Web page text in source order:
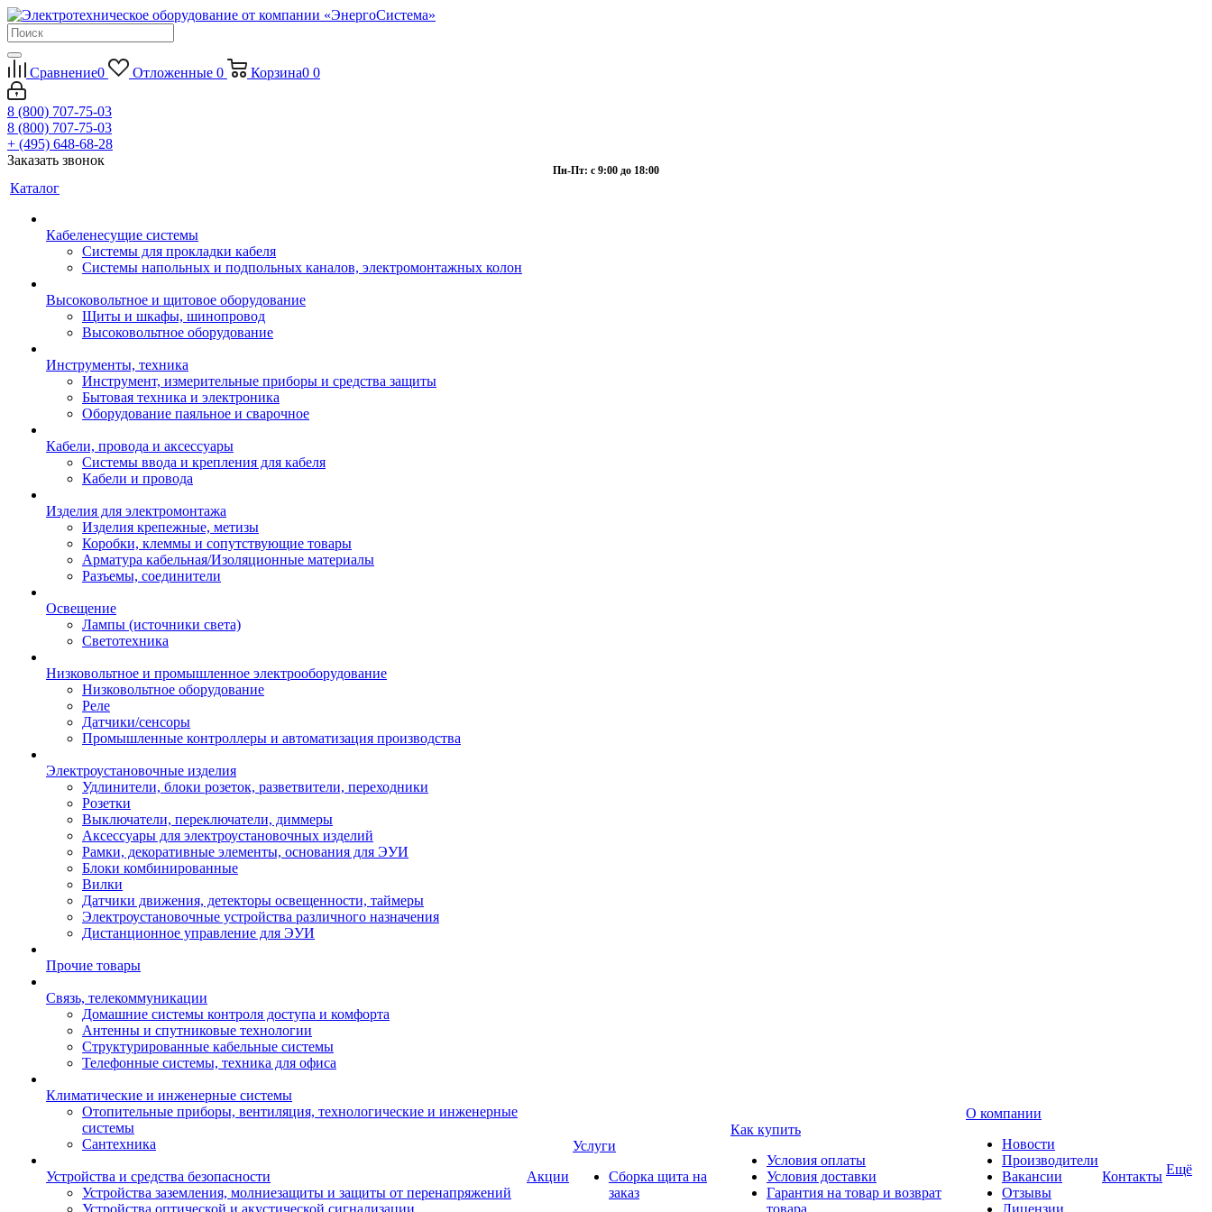
Сравнение0 Отложенные 0 Корзина0 0
8 (800) 707-75-03
8 (800) 707-75-03
+ (495) 648-68-28
Заказать звонок
Пн-Пт: с 9:00 до 18:00
Каталог
Кабеленесущие системы
Системы для прокладки кабеля
Системы напольных и подпольных каналов, электромонтажных колон
Высоковольтное и щитовое оборудование
Щиты и шкафы, шинопровод
Высоковольтное оборудование
Инструменты, техника
Инструмент, измерительные приборы и средства защиты
Бытовая техника и электроника
Оборудование паяльное и сварочное
Кабели, провода и аксессуары
Системы ввода и крепления для кабеля
Кабели и провода
Изделия для электромонтажа
Изделия крепежные, метизы
Коробки, клеммы и сопутствующие товары
Арматура кабельная/Изоляционные материалы
Разъемы, соединители
Освещение
Лампы (источники света)
Светотехника
Низковольтное и промышленное электрооборудование
Низковольтное оборудование
Реле
Датчики/сенсоры
Промышленные контроллеры и автоматизация производства
Электроустановочные изделия
Удлинители, блоки розеток, разветвители, переходники
Розетки
Выключатели, переключатели, диммеры
Аксессуары для электроустановочных изделий
Рамки, декоративные элементы, основания для ЭУИ
Блоки комбинированные
Вилки
Датчики движения, детекторы освещенности, таймеры
Электроустановочные устройства различного назначения
Дистанционное управление для ЭУИ
Прочие товары
Связь, телекоммуникации
Домашние системы контроля доступа и комфорта
Антенны и спутниковые технологии
Структурированные кабельные системы
Телефонные системы, техника для офиса
Климатические и инженерные системы
Отопительные приборы, вентиляция, технологические и инженерные
системы
Сантехника
Устройства и средства безопасности
Устройства заземления, молниезащиты и защиты от перенапряжений
Устройства оптической и акустической сигнализации
Акции
Услуги
Сборка щита на
заказ
Как купить
Условия оплаты
Условия доставки
Гарантия на товар и возврат
товара
О компании
Новости
Производители
Вакансии
Отзывы
Лицензии
Контакты Ещё